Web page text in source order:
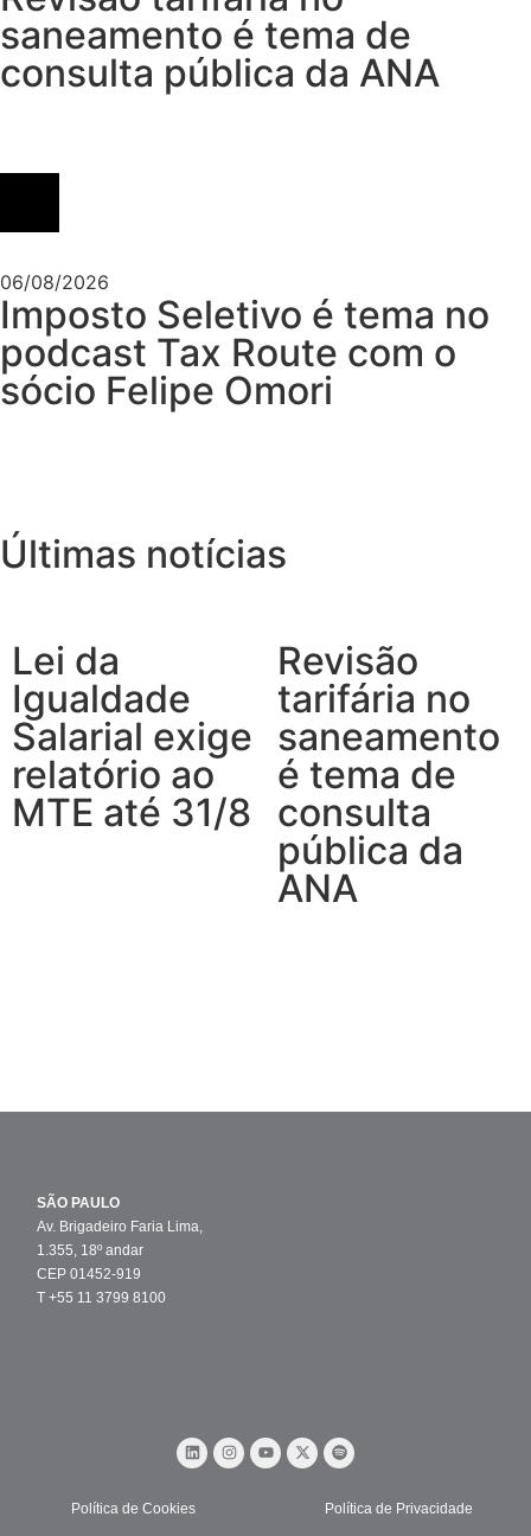
saneamento é tema de
consulta pública da ANA
06/08/2026
Imposto Seletivo é tema no
podcast Tax Route com o
sócio Felipe Omori
Últimas notícias
Lei da
Igualdade
Salarial exige
relatório ao
MTE até 31/8
Revisão
tarifária no
saneamento
é tema de
consulta
pública da
ANA
SÃO PAULO
Av. Brigadeiro Faria Lima,
1.355, 18º andar
CEP 01452-919
T +55 11 3799 8100
Política de Cookies Política de Privacidade